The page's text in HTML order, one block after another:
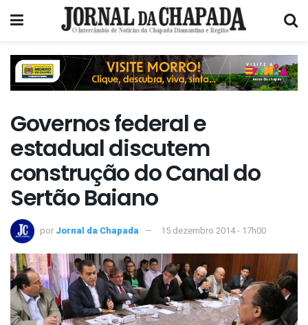
Governos federal e
estadual discutem
construção do Canal do
Sertão Baiano
por Jornal da Chapada 15 dezembro 2014 - 17h00